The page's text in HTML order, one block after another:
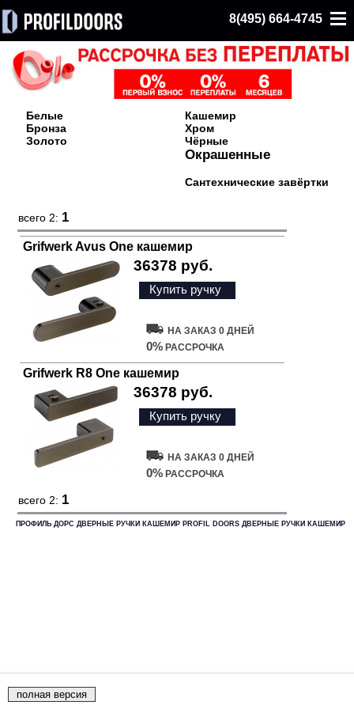
8(495) 664-4745
Белые
Бронза
Золото
Кашемир
Хром
Чёрные
Окрашенные
Сантехнические завёртки
всего 2: 1
Grifwerk Avus One кашемир
36378 руб.
Купить ручку
НА ЗАКАЗ 0 ДНЕЙ
0% РАССРОЧКА
Grifwerk R8 One кашемир
36378 руб.
Купить ручку
НА ЗАКАЗ 0 ДНЕЙ
0% РАССРОЧКА
всего 2: 1
ПРОФИЛЬ ДОРС ДВЕРНЫЕ РУЧКИ КАШЕМИР PROFIL DOORS ДВЕРНЫЕ РУЧКИ КАШЕМИР